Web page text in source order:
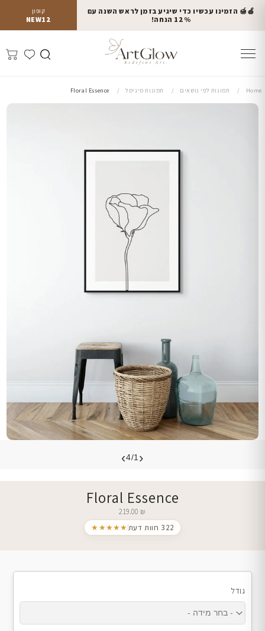
קופון
NEW12
🍎🍯 הזמינו עכשיו כדי שיגיע בזמן לראש השנה עם
12% הנחה!
Home תמונות לפי נושאים תמונות מינימל Floral Essence
‹
4/1
›
Floral Essence
219.00 ₪
★★★★★
322 חוות דעת
גודל